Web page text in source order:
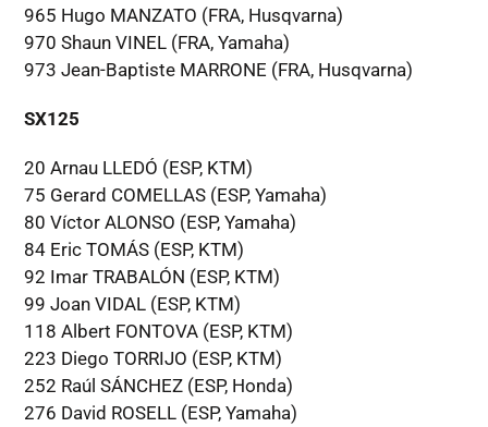
965 Hugo MANZATO (FRA, Husqvarna)
970 Shaun VINEL (FRA, Yamaha)
973 Jean-Baptiste MARRONE (FRA, Husqvarna)
SX125
20 Arnau LLEDÓ (ESP, KTM)
75 Gerard COMELLAS (ESP, Yamaha)
80 Víctor ALONSO (ESP, Yamaha)
84 Eric TOMÁS (ESP, KTM)
92 Imar TRABALÓN (ESP, KTM)
99 Joan VIDAL (ESP, KTM)
118 Albert FONTOVA (ESP, KTM)
223 Diego TORRIJO (ESP, KTM)
252 Raúl SÁNCHEZ (ESP, Honda)
276 David ROSELL (ESP, Yamaha)